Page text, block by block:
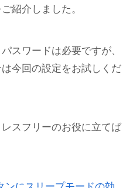
紹介しました。
スワードは必要ですが、
今回の設定をお試しくだ
スフリーのお役に立てば